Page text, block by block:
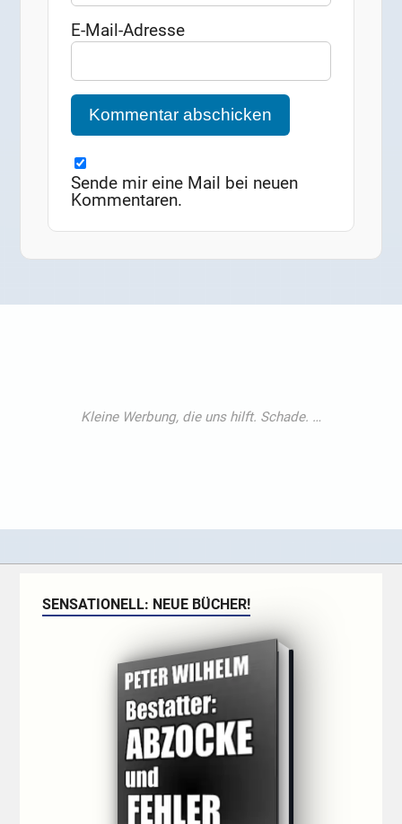
E-Mail-Adresse
Sende mir eine Mail bei neuen
Kommentaren.
SENSATIONELL: NEUE BÜCHER!